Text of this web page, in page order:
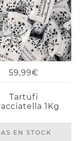
59,99€
Tartufi
1Kg
EN STOCK